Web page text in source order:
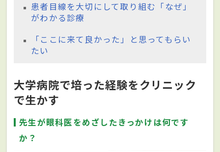
患者目線を大切にして取り組む「なぜ」
がわかる診療
「ここに来て良かった」と思ってもらい
たい
大学病院で培った経験をクリニック
で生かす
先生が眼科医をめざしたきっかけは何です
か？